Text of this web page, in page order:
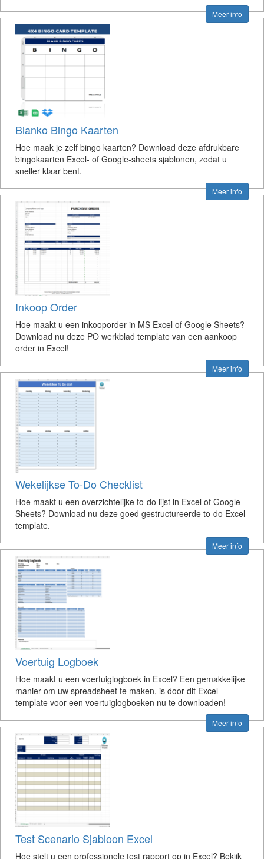
Meer info
Blanko Bingo Kaarten
Hoe maak je zelf bingo kaarten? Download deze afdrukbare
bingokaarten Excel- of Google-sheets sjablonen, zodat u
sneller klaar bent.
Meer info
Inkoop Order
Hoe maakt u een inkooporder in MS Excel of Google Sheets?
Download nu deze PO werkblad template van een aankoop
order in Excel!
Meer info
Wekelijkse To-Do Checklist
Hoe maakt u een overzichtelijke to-do lijst in Excel of Google
Sheets? Download nu deze goed gestructureerde to-do Excel
template.
Meer info
Voertuig Logboek
Hoe maakt u een voertuiglogboek in Excel? Een gemakkelijke
manier om uw spreadsheet te maken, is door dit Excel
template voor een voertuiglogboeken nu te downloaden!
Meer info
Test Scenario Sjabloon Excel
Hoe stelt u een professionele test rapport op in Excel? Bekijk